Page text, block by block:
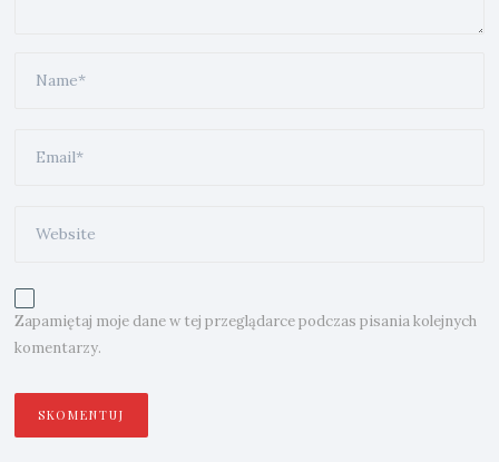
Zapamiętaj moje dane w tej przeglądarce podczas pisania kolejnych
komentarzy.